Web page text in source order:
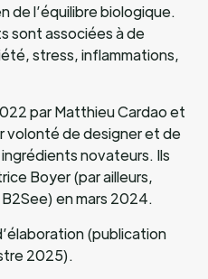
de l’équilibre biologique.
sont associées à de
stress, inflammations,
par Matthieu Cardao et
volonté de designer et de
novateurs. Ils
Boyer (par ailleurs,
en mars 2024.
(publication
2025).